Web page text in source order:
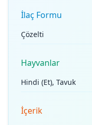
İlaç Formu
Çözelti
Hayvanlar
Hindi (Et), Tavuk
İçerik